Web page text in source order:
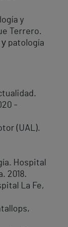
y
Terrero.
patología
-
(UAL).
Hospital
2018.
La Fe,